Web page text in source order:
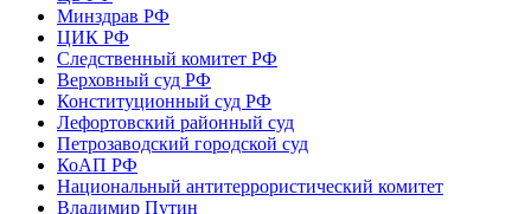
Минздрав РФ
ЦИК РФ
Следственный комитет РФ
Верховный суд РФ
Конституционный суд РФ
Лефортовский районный суд
Петрозаводский городской суд
КоАП РФ
Национальный антитеррористический комитет
Владимир Путин